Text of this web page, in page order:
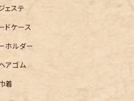
ェステ
ドケース
ホルダー
アゴム
着